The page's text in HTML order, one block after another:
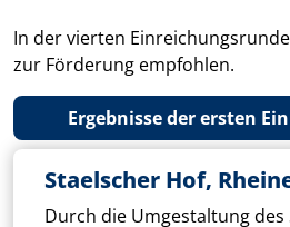
In der vierten
zur Förderung empfohlen.
Ergebnisse der ersten
Staelscher Hof,
Durch die Umgestaltung des